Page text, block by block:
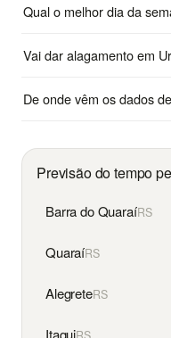
Qual o melhor dia da
Vai dar alagamento em
De onde vêm os dados
Previsão do tempo
Barra do QuaraíRS
QuaraíRS
AlegreteRS
Itaqui